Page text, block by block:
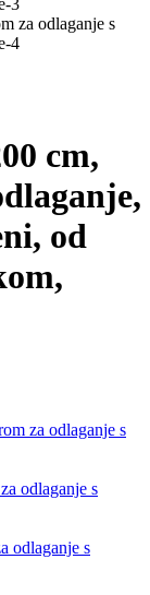
cm,
od
za odlaganje s
odlaganje s
odlaganje s